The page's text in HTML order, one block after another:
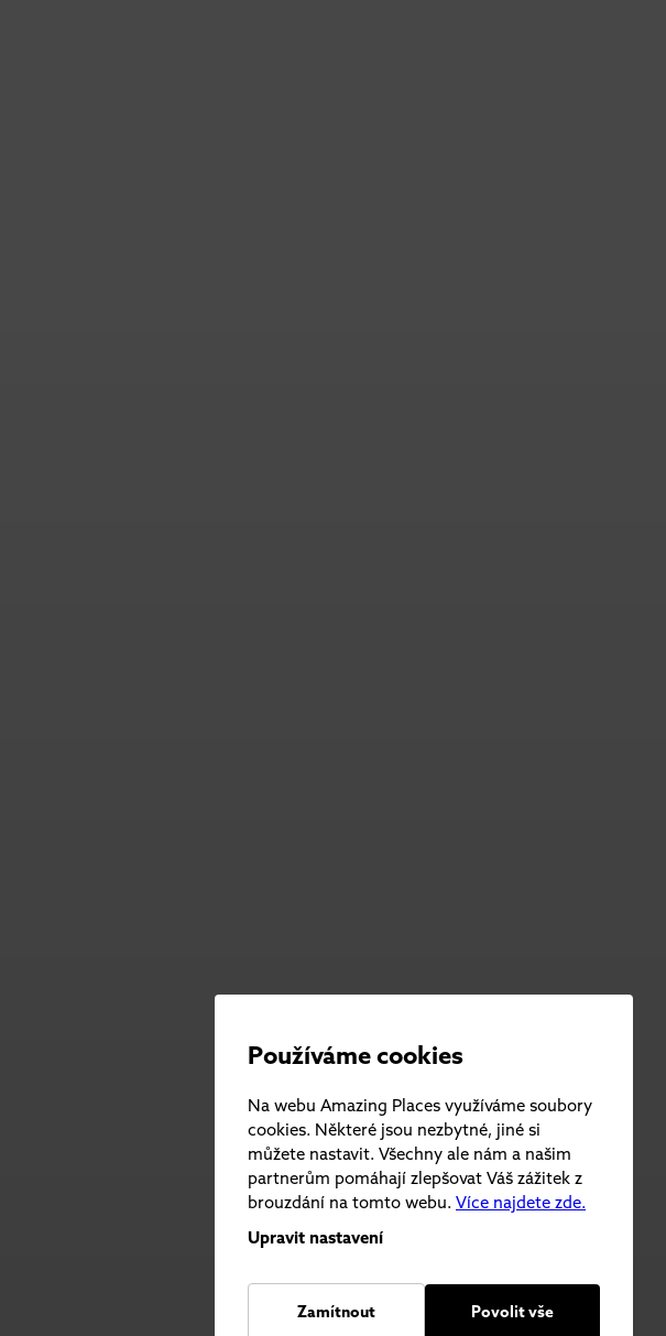
Používáme cookies
Na webu Amazing Places využíváme soubory
cookies. Některé jsou nezbytné, jiné si
můžete nastavit. Všechny ale nám a našim
partnerům pomáhají zlepšovat Váš zážitek z
brouzdání na tomto webu. Více najdete zde.
Upravit nastavení
Zamítnout Povolit vše